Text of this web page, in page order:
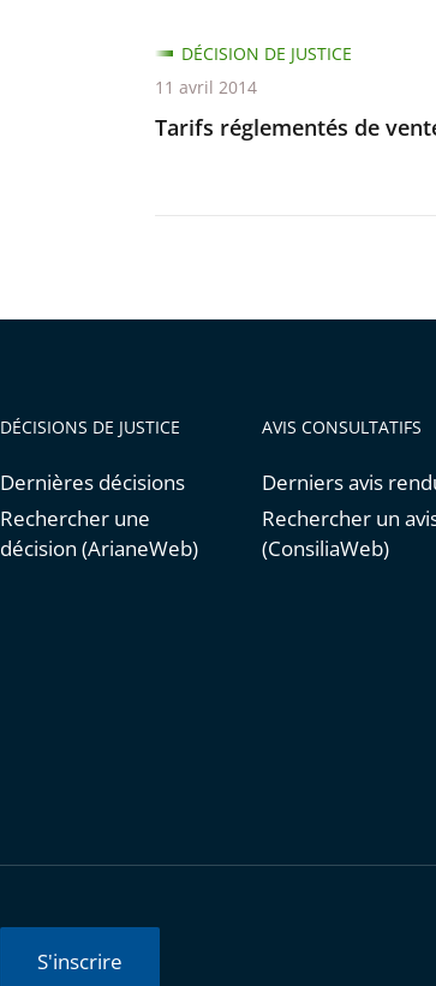
Tarifs réglementés de
DÉCISION DE JUSTICE
11 avril 2014
DÉCISIONS DE JUSTICE
Dernières décisions
Rechercher une
décision (ArianeWeb)
AVIS CONSULTATIFS
Derniers avis
Rechercher un
(ConsiliaWeb)
S'inscrire